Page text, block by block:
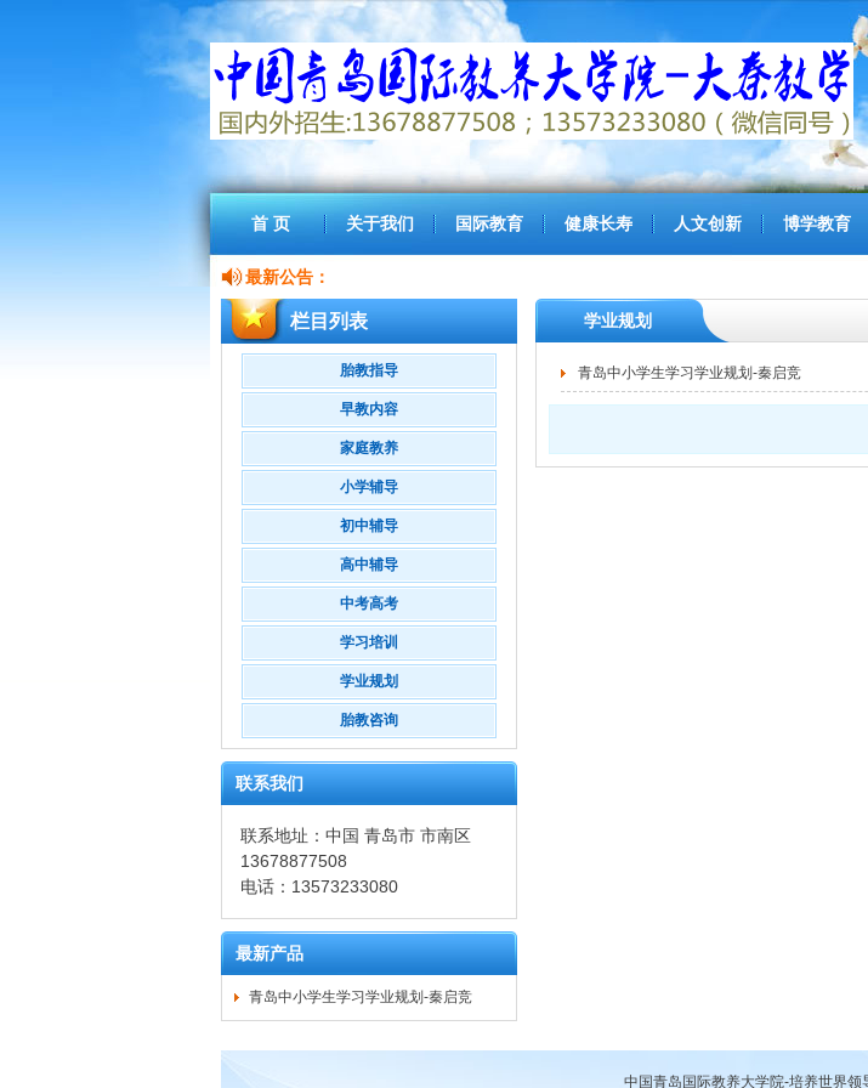
首 页 关于我们 国际教育 健康长寿 人文创新 博学教育
最新公告：
栏目列表
胎教指导
早教内容
家庭教养
小学辅导
初中辅导
高中辅导
中考高考
学习培训
学业规划
胎教咨询
联系我们
联系地址：中国 青岛市 市南区
13678877508
电话：13573233080
最新产品
青岛中小学生学习学业规划-秦启竞
学业规划
青岛中小学生学习学业规划-秦启竞
中国青岛国际教养大学院-培养世界领